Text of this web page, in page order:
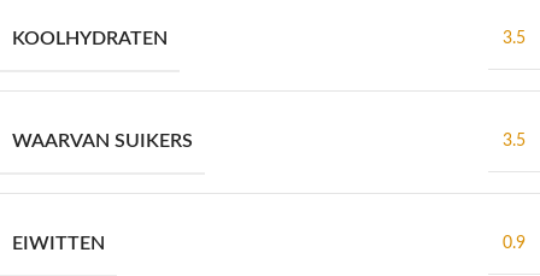
KOOLHYDRATEN 3.5
WAARVAN SUIKERS 3.5
EIWITTEN 0.9